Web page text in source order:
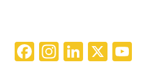
F
In Li X